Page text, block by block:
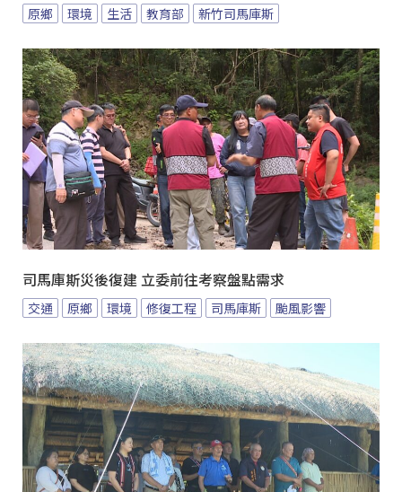
原鄉 環境 生活 教育部 新竹司馬庫斯
司馬庫斯災後復建 立委前往考察盤點需求
交通 原鄉 環境 修復工程 司馬庫斯 颱風影響